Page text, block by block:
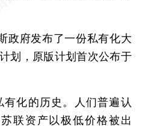
府发布了一份私有化大
划，原版计划首次公布于
化的历史。人们普遍认
联资产以极低价格被出